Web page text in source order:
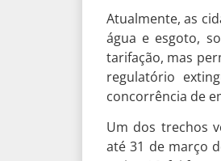
Atualmente, as
água e esgoto,
tarifação, mas
regulatório
concorrência de
Um dos trechos
até 31 de março